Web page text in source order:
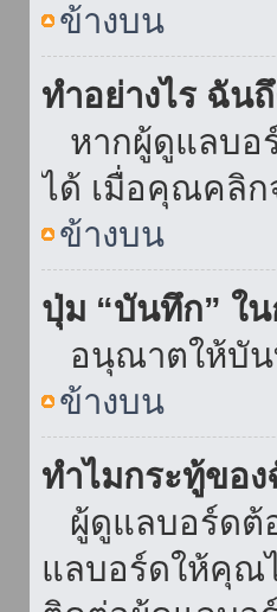
ข้างบน
ทำอย่างไร ฉัน
หากผู้ดูแลบอ
ได้ เมื่อคุณคลิก
ข้างบน
ปุ่ม “บันทึก” ใ
อนุณาตให้บัน
ข้างบน
ทำไมกระทู้ขอ
ผู้ดูแลบอร์ดต้
แลบอร์ดให้คุณ